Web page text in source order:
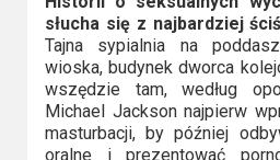
słucha się z najbardziej
Tajna sypialnia na
wioska, budynek dworca
wszędzie tam, według
Michael Jackson najpierw
masturbacji, by później
oralne i prezentować